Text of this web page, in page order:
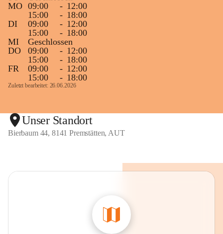
MO 09:00 - 12:00
15:00
- 18:00
DI
09:00 - 12:00
15:00
- 18:00
MI
Geschlossen
DO
09:00 - 12:00
15:00
- 18:00
FR
09:00 - 12:00
15:00
- 18:00
Zuletzt bearbeitet: 26.06.2026
Unser Standort
Bierbaum 44, 8141 Premstätten, AUT